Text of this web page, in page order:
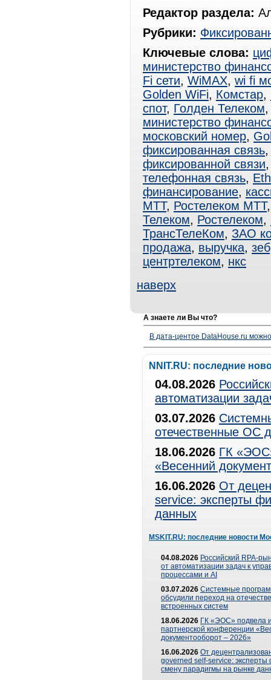
Редактор раздела:
Рубрики:
Ключевые слова:
министерство
Fi сети, WiMAX, wi fi
Golden WiFi, Комстар,
спот, Голден Телеком
министерство
московский номер,
фиксированная связь
фиксированной связи
телефонная связь,
финансирование,
МТТ, Ростелеком МТТ
Телеком, Ростелеком,
ТрансТелеКом, ЗАО
продажа, выручка,
центртелеком, нкс
наверх
А знаете ли Вы что?
В дата-центре DataHouse.ru
NNIT.RU: последние
04.08.2026
автоматизации
03.07.2026
отечественные ОС
18.06.2026 ГК
«Весенний
16.06.2026 От
service: эксперты
данных
MSKIT.RU: последние новости
04.08.2026 Российский RPA-
от автоматизации задач к
процессами и AI
03.07.2026 Системные
обсудили переход на
встроенных систем
18.06.2026 ГК «ЭОС» подвела
партнерской конференции
документооборот – 2026»
16.06.2026 От
governed self-service: эксперты
смену парадигмы на рынке